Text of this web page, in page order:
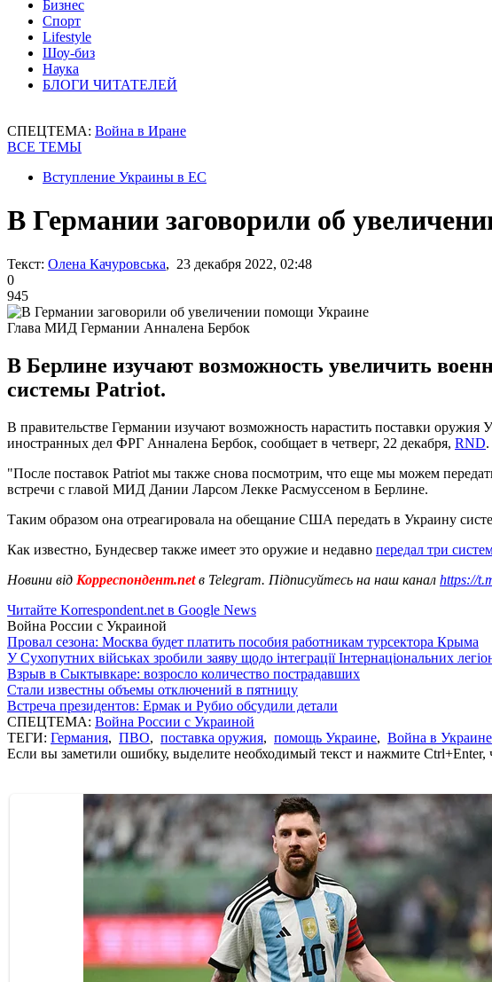
Бизнес
Спорт
Lifestyle
Шоу-биз
Наука
БЛОГИ ЧИТАТЕЛЕЙ
СПЕЦТЕМА: Война в Иране
ВСЕ ТЕМЫ
Вступление Украины в ЕС
В Германии заговорили об
Текст: Олена Качуровська, 23 декабря 2022, 02:48
0
945
Глава МИД Германии Анналена Бербок
В Берлине изучают возможность увеличить
системы Patriot.
В правительстве Германии изучают возможность нарастить поставки
иностранных дел ФРГ Анналена Бербок, сообщает в четверг, 22 декабря, RND.
"После поставок Patriot мы также снова посмотрим, что еще мы можем
встречи с главой МИД Дании Ларсом Лекке Расмуссеном в Берлине.
Таким образом она отреагировала на обещание США передать в Украину
Как известно, Бундесвер также имеет это оружие и недавно передал три
Новини від Корреспондент.netв Telegram. Підписуйтесь на наш канал https://
Читайте Korrespondent.net в Google News
Война России с Украиной
Провал сезона: Москва будет платить пособия работникам турсектора Крыма
У Сухопутних військах зробили заяву щодо інтеграції Інтернаціональних
Взрыв в Сыктывкаре: возросло количество пострадавших
Стали известны объемы отключений в пятницу
Встреча президентов: Ермак и Рубио обсудили детали
СПЕЦТЕМА: Война России с Украиной
ТЕГИ: Германия, ПВО, поставка оружия, помощь Украине, Война в Украине
Если вы заметили ошибку, выделите необходимый текст и нажмите Ctrl+Enter,